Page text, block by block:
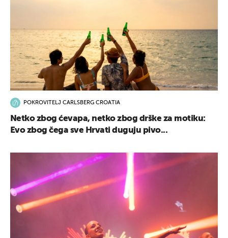
POKROVITELJ CARLSBERG CROATIA
Netko zbog ćevapa, netko zbog drške za motiku:
Evo zbog čega sve Hrvati duguju pivo...